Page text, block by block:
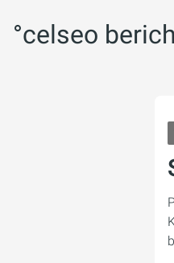
°celseo